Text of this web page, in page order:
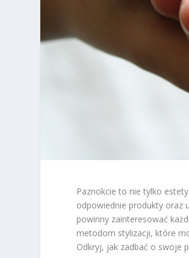
Paznokcie to nie tylko
odpowiednie produkty oraz
powinny zainteresować
metodom stylizacji, które
Odkryj, jak zadbać o swoje